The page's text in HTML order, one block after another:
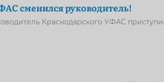
сменился руководитель!
Краснодарского УФАС